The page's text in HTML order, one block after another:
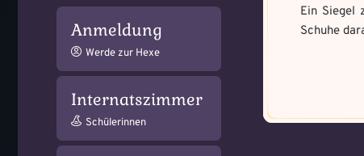
Anmeldung
Werde zur Hexe
Internatszimmer
Schülerinnen
Ein Siegel
Schuhe